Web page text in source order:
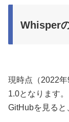
Whisper
現時点（2022年
1.0となります。
GitHubを見ると